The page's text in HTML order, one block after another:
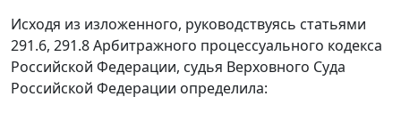
Исходя из изложенного, руководствуясь статьями
291.6, 291.8Арбитражного процессуального кодекса
Российской Федерации, судья Верховного Суда
Российской Федерации определила: